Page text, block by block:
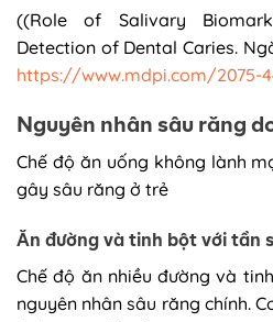
((Role of Salivary
Detection of Dental Caries.
https://www.mdpi.com/2075-
Nguyên nhân sâu răng
Chế độ ăn uống không lành
gây sâu răng ở trẻ
Ăn đường và tinh bột với tần
Chế độ ăn nhiều đường và
nguyên nhân sâu răng chính.